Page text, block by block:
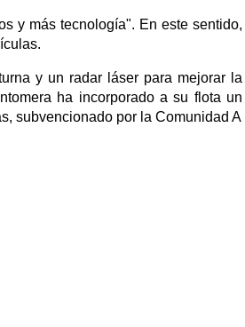
y más tecnología". En este sentido,
y un radar láser para mejorar la
ha incorporado a su flota un
subvencionado por la Comunidad A